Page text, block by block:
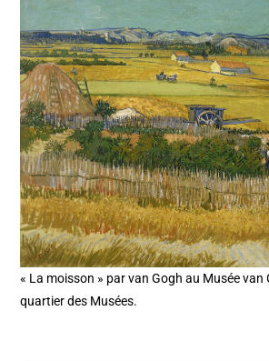
« La moisson » par van Gogh au Musée van
quartier des Musées.